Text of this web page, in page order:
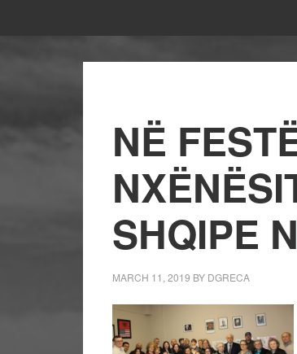
NË
SHQIPE
MARCH 11, 2019 BY DGRECA